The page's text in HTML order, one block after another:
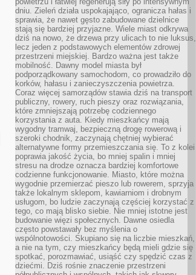
dniu. Zieleń działa uspokajająco, ogranicza hałas i
sprawia, że nawet gęsto zabudowane dzielnice
stają się bardziej przyjazne. Wiele miast odkrywa
dziś na nowo, że drzewa przy ulicach to nie luksus,
lecz jeden z podstawowych elementów zdrowej
przestrzeni miejskiej. Bardzo ważna jest także
mobilność. Dawny model miasta był
podporządkowany samochodom, co prowadziło do
korków, hałasu i zanieczyszczenia powietrza.
Coraz więcej samorządów stawia dziś na transport
publiczny, rowery, ruch pieszy oraz rozwiązania,
które zmniejszają potrzebę codziennego
korzystania z auta. Kiedy mieszkańcy mają
wygodny tramwaj, bezpieczną drogę rowerową i
szeroki chodnik, zaczynają chętniej wybierać
alternatywne formy przemieszczania się. To z kolei
poprawia jakość życia, bo mniej spalin i mniej
stresu na drodze oznacza bardziej komfortowe
codzienne funkcjonowanie. Miasto, które można
wygodnie przemierzać pieszo lub rowerem, sprzyja
także lokalnym sklepom, kawiarniom i drobnym
usługom, bo ludzie zaczynają częściej korzystać z
tego, co mają blisko siebie. Nie mniej istotne jest
budowanie więzi społecznych. Dawne osiedla
często powstawały bez myślenia o
wspólnotowości. Skupiano się na liczbie mieszkań,
a nie na tym, czy mieszkańcy będą mieli gdzie się
spotkać, porozmawiać, usiąść czy spędzić czas z
dziećmi. Dziś rośnie znaczenie przestrzeni